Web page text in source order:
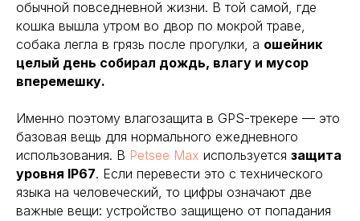
обычной повседневной жизни. В той самой, где
кошка вышла утром во двор по мокрой траве,
собака легла в грязь после прогулки, а ошейник
целый день собирал дождь, влагу и мусор
вперемешку.
Именно поэтому влагозащита в GPS-трекере — это
базовая вещь для нормального ежедневного
использования. В Petsee Max используется защита
уровня IP67. Если перевести это с технического
языка на человеческий, то цифры означают две
важные вещи: устройство защищено от попадания